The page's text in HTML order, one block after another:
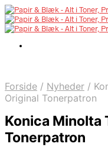
Forside / Nyheder /
Original Tonerpatron
Konica Minolta
Tonerpatron